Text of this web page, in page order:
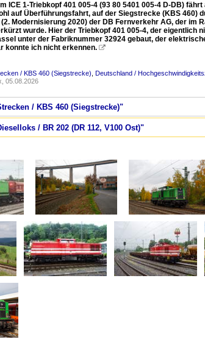
ICE 1-Triebkopf 401 005-4 (93 80 5401 005-4 D-DB)
auf Überführungsfahrt, auf der Siegstrecke (KBS 460)
(2. Modernisierung 2020) der DB Fernverkehr AG, der
wurde. Hier der Triebkopf 401 005-4, der eigentlich
unter der Fabriknummer 32924 gebaut, der
konnte ich nicht erkennen. 
/ KBS 460 (Siegstrecke) Deutschland /
05.08.2026
/ KBS 460 (Siegstrecke)"
/ BR 202 (DR 112, V100 Ost)"